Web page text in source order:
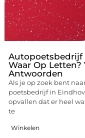
Autopoetsbedrijf
Waar Op Letten?
Antwoorden
Als je op zoek bent
poetsbedrijf in
opvallen dat er heel
te
Winkelen